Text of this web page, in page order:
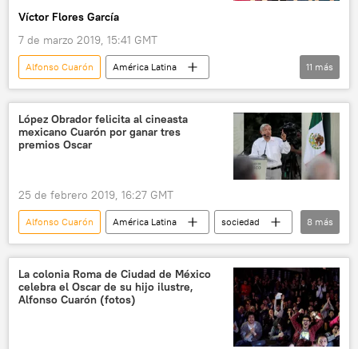
Víctor Flores García
7 de marzo 2019, 15:41 GMT
Alfonso Cuarón
América Latina
💬 Entrevistas
sociedad
Internacional
💬 Opinión y Análisis
🎭 Arte y cultura
México
cine
11 más
López Obrador felicita al cineasta
mexicano Cuarón por ganar tres
premios Oscar
25 de febrero 2019, 16:27 GMT
Alfonso Cuarón América Latina
sociedad
Internacional
🎭 Arte y cultura
México
Andrés Manuel López Obrador
Premios Óscar
victoria
8 más
La colonia Roma de Ciudad de México
celebra el Oscar de su hijo ilustre,
Alfonso Cuarón (fotos)